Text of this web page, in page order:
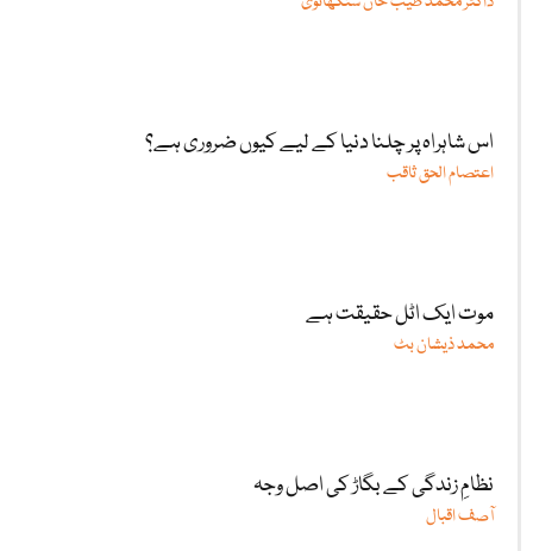
اس شاہراہ پر چلنا دنیا کے لیے کیوں ضروری ہے؟
اعتصام الحق ثاقب
موت ایک اٹل حقیقت ہے
محمد ذیشان بٹ
نظامِ زندگی کے بگاڑ کی اصل وجہ
آصف اقبال